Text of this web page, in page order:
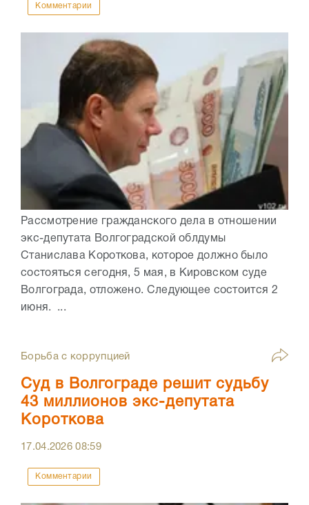
Комментарии
Рассмотрение гражданского дела в отношении
экс-депутата Волгоградской облдумы
Станислава Короткова, которое должно было
состояться сегодня, 5 мая, в Кировском суде
Волгограда, отложено. Следующее состоится 2
июня. ...
Борьба с коррупцией
Суд в Волгограде решит судьбу
43 миллионов экс-депутата
Короткова
17.04.202608:59
Комментарии